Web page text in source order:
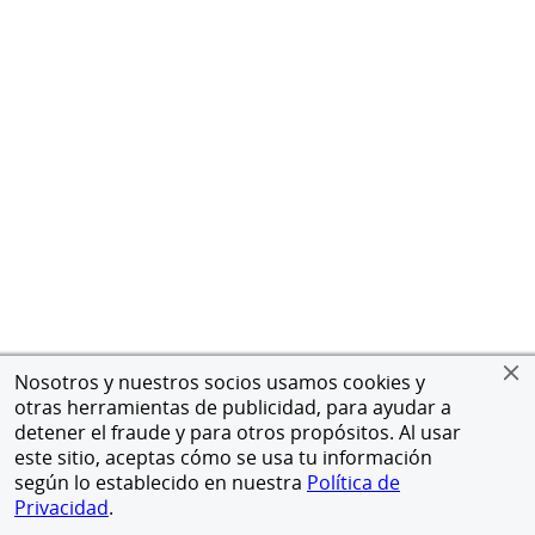
Nosotros y nuestros socios usamos cookies y
otras herramientas de publicidad, para ayudar a
detener el fraude y para otros propósitos. Al usar
este sitio, aceptas cómo se usa tu información
según lo establecido en nuestra Política de
Privacidad.